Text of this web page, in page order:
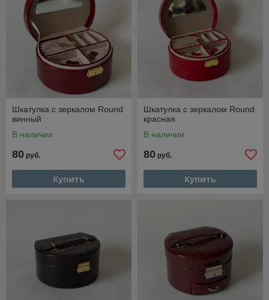
Шкатулка с зеркалом Round
винный
В наличии
80 руб.
Купить
Шкатулка с зеркалом Round
красная
В наличии
80 руб.
Купить